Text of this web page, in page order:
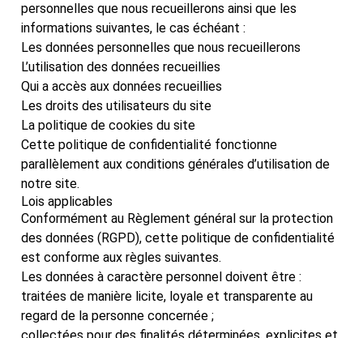
personnelles que nous recueillerons ainsi que les
informations suivantes, le cas échéant :
Les données personnelles que nous recueillerons
L’utilisation des données recueillies
Qui a accès aux données recueillies
Les droits des utilisateurs du site
La politique de cookies du site
Cette politique de confidentialité fonctionne
parallèlement aux conditions générales d’utilisation de
notre site.
Lois applicables
Conformément au Règlement général sur la protection
des données (RGPD), cette politique de confidentialité
est conforme aux règles suivantes.
Les données à caractère personnel doivent être :
traitées de manière licite, loyale et transparente au
regard de la personne concernée ;